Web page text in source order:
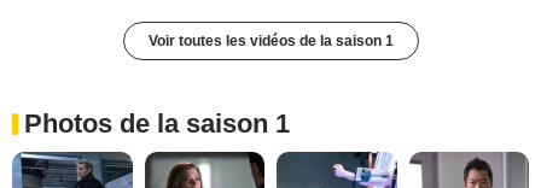
Voir toutes les vidéos de la saison 1
Photos de la saison 1